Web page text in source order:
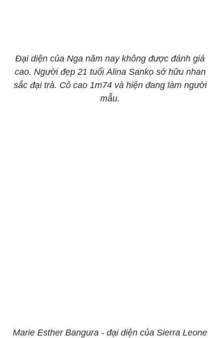
Đại diện của Nga năm nay không được đánh giá
cao. Người đẹp 21 tuổi Alina Sanko sở hữu nhan
sắc đại trà. Cô cao 1m74 và hiện đang làm người
mẫu.
Marie Esther Bangura - đại diện của Sierra Leone